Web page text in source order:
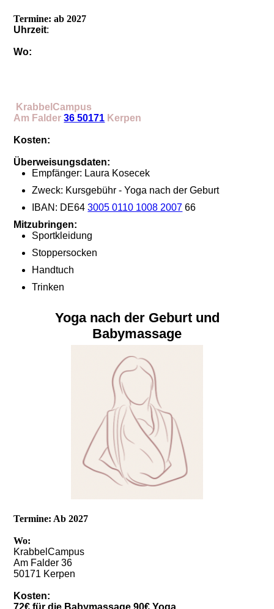
Termine: ab 2027
Uhrzeit:
Wo:
KrabbelCampus
Am Falder36 50171 Kerpen
Kosten:
Überweisungsdaten:
Empfänger: Laura Kosecek
Zweck: Kursgebühr - Yoga nach der Geburt
IBAN: DE643005 0110 1008 2007 66
Mitzubringen:
Sportkleidung
Stoppersocken
Handtuch
Trinken
Yoga nach der Geburt und
Babymassage
Termine: Ab 2027
Wo:
KrabbelCampus
Am Falder 36
50171 Kerpen
Kosten: